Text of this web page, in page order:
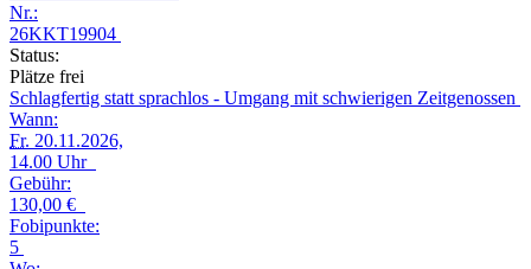
Nr.:
26KKT19904
Status:
Plätze frei
Schlagfertig statt sprachlos - Umgang mit schwierigen Zeitgenossen
Wann:
Fr. 20.11.2026,
14.00 Uhr
Gebühr:
130,00 €
Fobipunkte:
5